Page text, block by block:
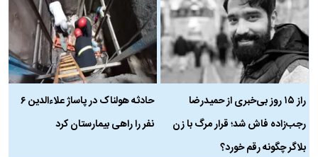
راز ۱۵ روز بی‌خبری از حمیدرضا
رجب‌زاده فاش شد؛ قرار مرگ با زن
بلاگر چگونه رقم خورد؟
حادثه هولناک در پاساژ علاءالدین ۶
نفر را راهی بیمارستان کرد